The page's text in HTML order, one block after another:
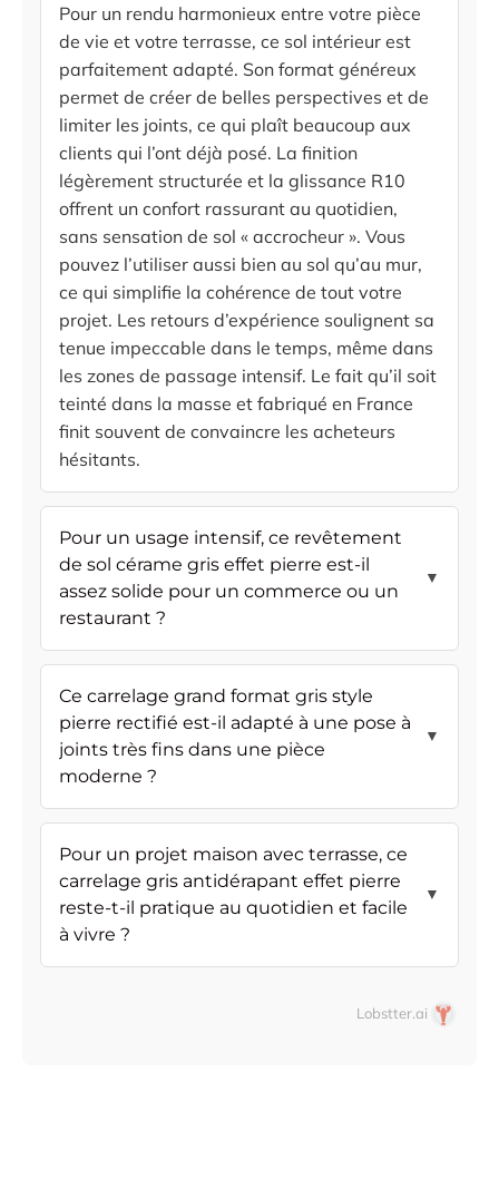
Pour un rendu harmonieux entre votre pièce
de vie et votre terrasse, ce sol intérieur est
parfaitement adapté. Son format généreux
permet de créer de belles perspectives et de
limiter les joints, ce qui plaît beaucoup aux
clients qui l’ont déjà posé. La finition
légèrement structurée et la glissance R10
offrent un confort rassurant au quotidien,
sans sensation de sol « accrocheur ». Vous
pouvez l’utiliser aussi bien au sol qu’au mur,
ce qui simplifie la cohérence de tout votre
projet. Les retours d’expérience soulignent sa
tenue impeccable dans le temps, même dans
les zones de passage intensif. Le fait qu’il soit
teinté dans la masse et fabriqué en France
finit souvent de convaincre les acheteurs
hésitants.
Pour un usage intensif, ce revêtement
de sol cérame gris effet pierre est-il
assez solide pour un commerce ou un
restaurant ?
▼
Ce carrelage grand format gris style
pierre rectifié est-il adapté à une pose à
joints très fins dans une pièce
moderne ?
▼
Pour un projet maison avec terrasse, ce
carrelage gris antidérapant effet pierre
reste-t-il pratique au quotidien et facile
à vivre ?
▼
Lobstter.ai